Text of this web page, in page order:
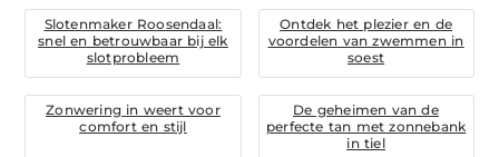
Slotenmaker Roosendaal:
snel en betrouwbaar bij elk
slotprobleem
Ontdek het plezier en de
voordelen van zwemmen in
soest
Zonwering in weert voor
comfort en stijl
De geheimen van de
perfecte tan met zonnebank
in tiel